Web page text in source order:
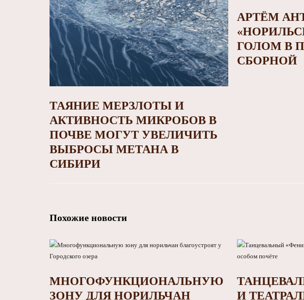
ТАЯНИЕ МЕРЗЛОТЫ И
АКТИВНОСТЬ МИКРОБОВ В
ПОЧВЕ МОГУТ УВЕЛИЧИТЬ
ВЫБРОСЫ МЕТАНА В
СИБИРИ
АРТЁМ
ГОЛОМ В
СБОРНОЙ
Похожие новости
МНОГОФУНКЦИОНАЛЬНУЮ
ЗОНУ ДЛЯ НОРИЛЬЧАН
И